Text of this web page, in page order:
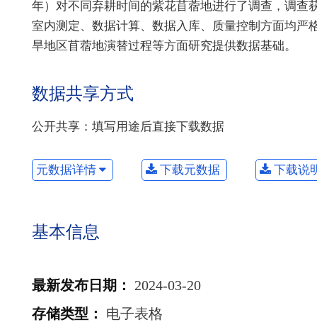
年）对不同弃耕时间的紫花苜蓿地进行了调查，调
室内测定、数据计算、数据入库、质量控制方面均
旱地区苜蓿地演替过程等方面研究提供数据基础。
数据共享方式
公开共享：填写用途后直接下载数据
元数据详情 下载元数据 下载说
基本信息
最新发布日期 ：
2024-03-20
存储类型 ：
电子表格